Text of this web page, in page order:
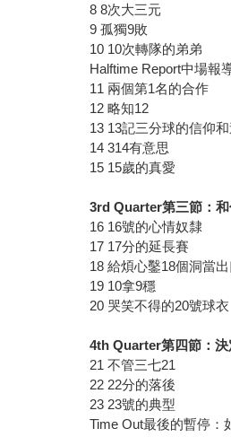
8 8次大三元
9 孤獨9敗
10 10次轉隊的弟弟
Halftime Report中場報
11 兩個第1名的合作
12 略知12
13 13記三分球的信仰
14 314有意思
15 15歲的真愛
3rd Quarter第三節：
16 16號的心情奴隸
17 17分的延長賽
18 給煩心鑿18個洞當出
19 10拿9穩
20 哭笑不得的20號球衣
4th Quarter第四節：
21 不管三七21
22 22分的落後
23 23號的典型
Time Out最後的暫停：